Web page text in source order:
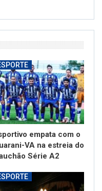
empata com o
VA na estreia do
Série A2